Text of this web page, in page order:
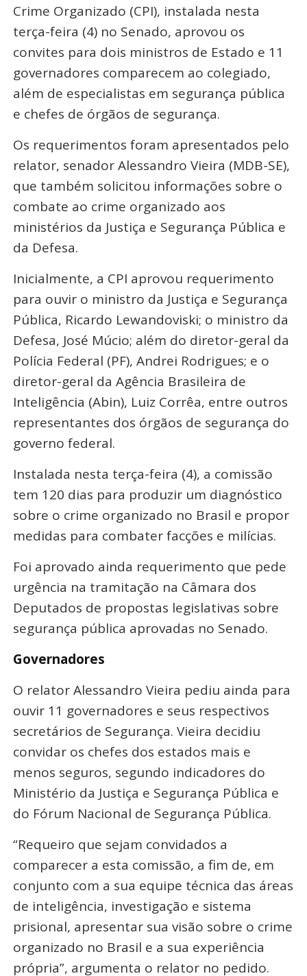
Crime Organizado (CPI), instalada nesta
terça-feira (4) no Senado, aprovou os
convites para dois ministros de Estado e 11
governadores comparecem ao colegiado,
além de especialistas em segurança pública
e chefes de órgãos de segurança.
Os requerimentos foram apresentados pelo
relator, senador Alessandro Vieira (MDB-SE),
que também solicitou informações sobre o
combate ao crime organizado aos
ministérios da Justiça e Segurança Pública e
da Defesa.
Inicialmente, a CPI aprovou requerimento
para ouvir o ministro da Justiça e Segurança
Pública, Ricardo Lewandoviski; o ministro da
Defesa, José Múcio; além do diretor-geral da
Polícia Federal (PF), Andrei Rodrigues; e o
diretor-geral da Agência Brasileira de
Inteligência (Abin), Luiz Corrêa, entre outros
representantes dos órgãos de segurança do
governo federal.
Instalada nesta terça-feira (4), a comissão
tem 120 dias para produzir um diagnóstico
sobre o crime organizado no Brasil e propor
medidas para combater facções e milícias.
Foi aprovado ainda requerimento que pede
urgência na tramitação na Câmara dos
Deputados de propostas legislativas sobre
segurança pública aprovadas no Senado.
Governadores
O relator Alessandro Vieira pediu ainda para
ouvir 11 governadores e seus respectivos
secretários de Segurança. Vieira decidiu
convidar os chefes dos estados mais e
menos seguros, segundo indicadores do
Ministério da Justiça e Segurança Pública e
do Fórum Nacional de Segurança Pública.
“Requeiro que sejam convidados a
comparecer a esta comissão, a fim de, em
conjunto com a sua equipe técnica das áreas
de inteligência, investigação e sistema
prisional, apresentar sua visão sobre o crime
organizado no Brasil e a sua experiência
própria”, argumenta o relator no pedido.